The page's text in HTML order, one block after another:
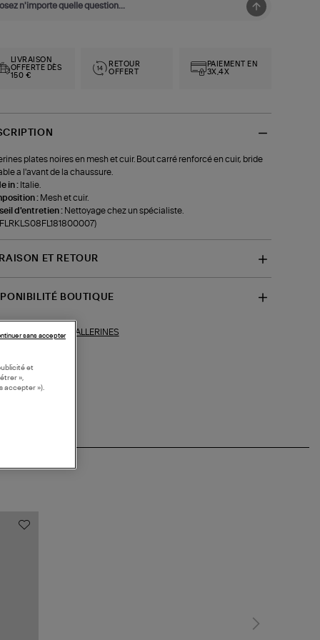
LIVRAISON
OFFERTE DÈS
150 €
RETOUR
OFFERT
PAIEMENT EN
3X,4X
plates noires en mesh et cuir. Bout carré renforcé en cuir, bride
a l'avant de la chaussure.
in : Italie.
: Mesh et cuir.
d'entretien : Nettoyage chez un spécialiste.
ET RETOUR
BOUTIQUE
similaires : BALLERINES
et
»,
accepter »).
sans accepter